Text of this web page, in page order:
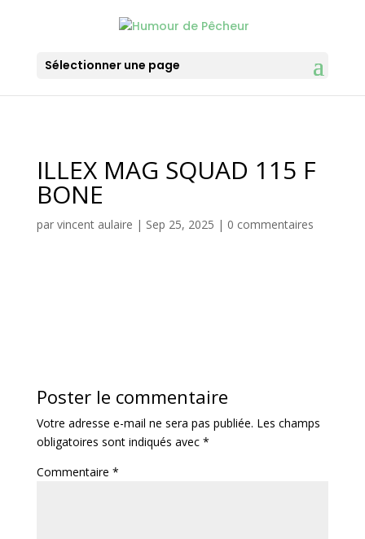
Sélectionner une page
ILLEX MAG SQUAD 115 F
BONE
par vincent aulaire | Sep 25, 2025 | 0 commentaires
Poster le commentaire
Votre adresse e-mail ne sera pas publiée. Les champs
obligatoires sont indiqués avec *
Commentaire *